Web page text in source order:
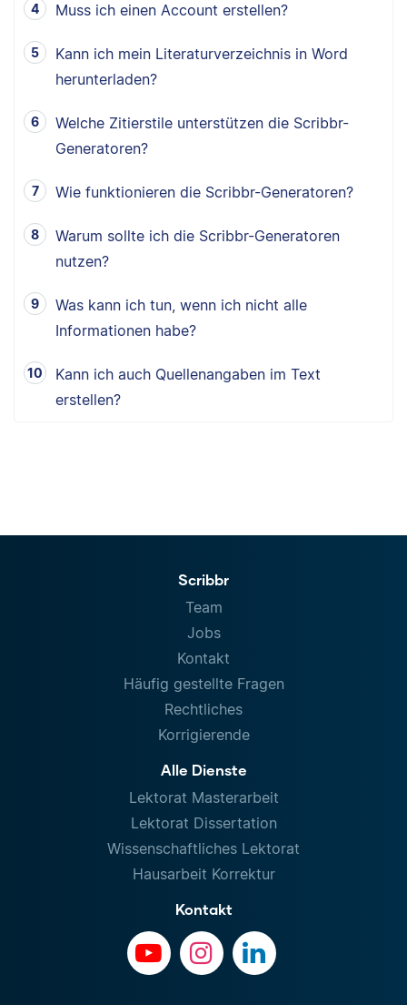
Muss ich einen Account erstellen?
Kann ich mein Literaturverzeichnis in Word
herunterladen?
Welche Zitierstile unterstützen die Scribbr-
Generatoren?
Wie funktionieren die Scribbr-Generatoren?
Warum sollte ich die Scribbr-Generatoren
nutzen?
Was kann ich tun, wenn ich nicht alle
Informationen habe?
Kann ich auch Quellenangaben im Text
erstellen?
Scribbr
Team
Jobs
Kontakt
Häufig gestellte Fragen
Rechtliches
Korrigierende
Alle Dienste
Lektorat Masterarbeit
Lektorat Dissertation
Wissenschaftliches Lektorat
Hausarbeit Korrektur
Kontakt